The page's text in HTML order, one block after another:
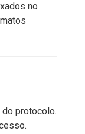
no
protocolo.